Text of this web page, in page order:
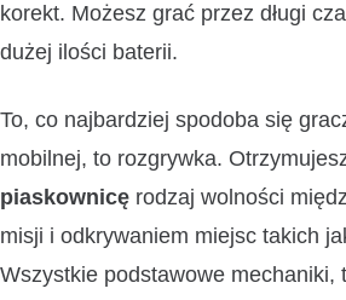
korekt. Możesz grać przez długi
dużej ilości baterii.
To, co najbardziej spodoba się
mobilnej, to rozgrywka.
piaskownicę rodzaj wolności
misji i odkrywaniem miejsc takich
Wszystkie podstawowe mechaniki,